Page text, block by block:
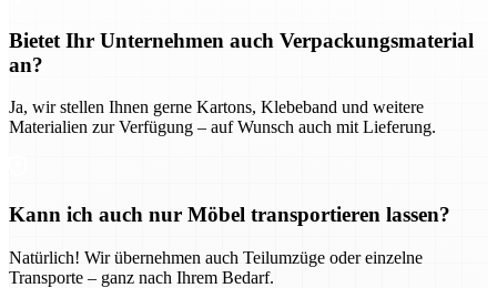
Bietet Ihr Unternehmen auch Verpackungsmaterial
an?
Ja, wir stellen Ihnen gerne Kartons, Klebeband und weitere
Materialien zur Verfügung – auf Wunsch auch mit Lieferung.
Kann ich auch nur Möbel transportieren lassen?
Natürlich! Wir übernehmen auch Teilumzüge oder einzelne
Transporte – ganz nach Ihrem Bedarf.